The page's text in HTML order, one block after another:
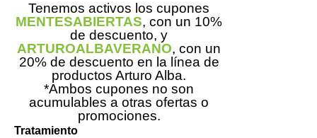
Tenemos activos los cupones
MENTESABIERTAS, con un 10%
de descuento, y
ARTUROALBAVERANO, con un
20% de descuento en la línea de
productos Arturo Alba.
*Ambos cupones no son
acumulables a otras ofertas o
promociones.
Tratamiento